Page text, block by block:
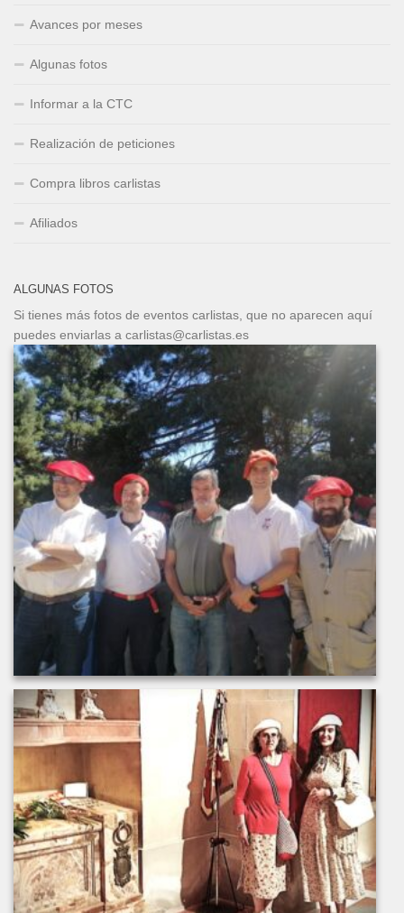
Avances por meses
Algunas fotos
Informar a la CTC
Realización de peticiones
Compra libros carlistas
Afiliados
ALGUNAS FOTOS
Si tienes más fotos de eventos carlistas, que no aparecen aquí
puedes enviarlas a carlistas@carlistas.es